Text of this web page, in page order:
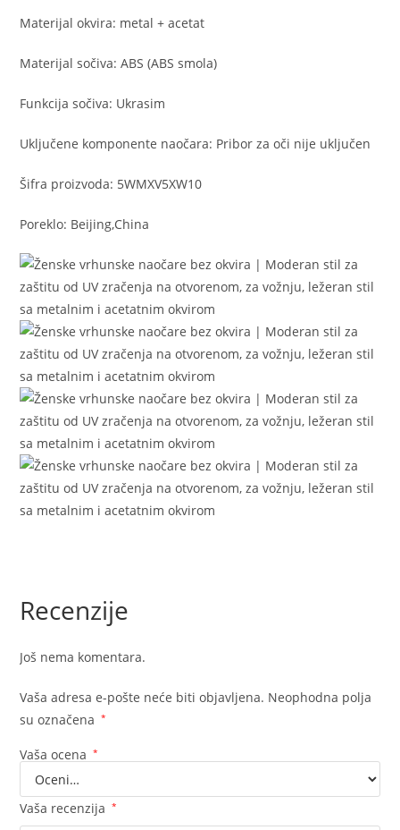
Materijal okvira: metal + acetat
Materijal sočiva: ABS (ABS smola)
Funkcija sočiva: Ukrasim
Uključene komponente naočara: Pribor za oči nije uključen
Šifra proizvoda: 5WMXV5XW10
Poreklo: Beijing,China
Recenzije
Još nema komentara.
Vaša adresa e-pošte neće biti objavljena. Neophodna polja
su označena
*
Vaša ocena *
Vaša recenzija *